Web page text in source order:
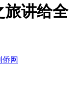
旅讲给全
侨网